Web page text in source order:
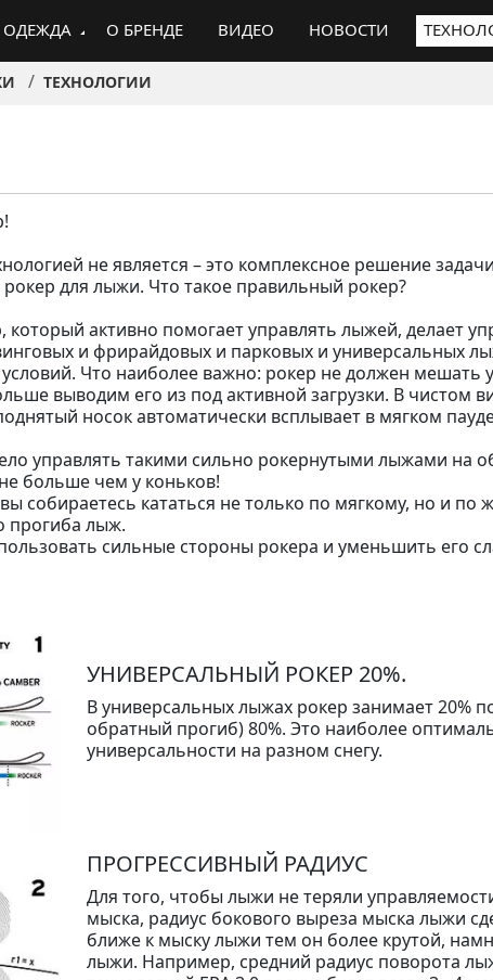
ОДЕЖДА О БРЕНДЕ ВИДЕО НОВОСТИ
ТЕХНОЛОГИИ
не является – это комплексное решение
для лыжи. Что такое правильный рокер?
активно помогает управлять лыжей, делает
и фрирайдовых и парковых и универсальных
Что наиболее важно: рокер не должен
выводим его из под активной загрузки. В чистом
носок автоматически всплывает в мягком
управлять такими сильно рокернутыми лыжами на
больше чем у коньков!
собираетесь кататься не только по мягкому, но и по
прогиба лыж.
сильные стороны рокера и уменьшить его
УНИВЕРСАЛЬНЫЙ РОКЕР 20%.
В универсальных лыжах рокер занимает 20%
обратный прогиб) 80%. Это наиболее
универсальности на разном снегу.
ПРОГРЕССИВНЫЙ РАДИУС
Для того, чтобы лыжи не теряли
мыска, радиус бокового выреза мыска лыжи
ближе к мыску лыжи тем он более крутой,
лыжи. Например, средний радиус поворота